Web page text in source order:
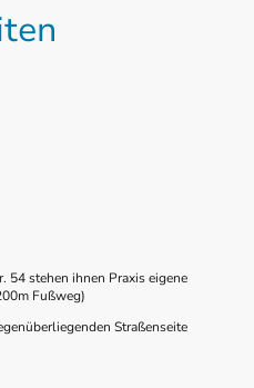
54 stehen ihnen Praxis eigene
Fußweg)
Straßenseite